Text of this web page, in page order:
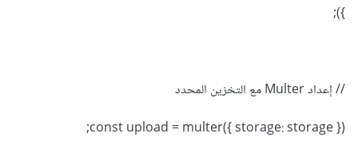
});
// إعداد Multer مع التخزين المحدد
const upload = multer({ storage: storage });